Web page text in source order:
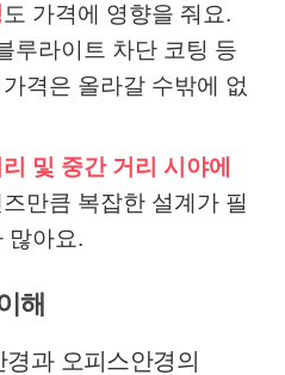
도 가격에 영향을 줘요.
루라이트 차단 코팅 등
격은 올라갈 수밖에 없
및 중간 거리 시야에
만큼 복잡한 설계가 필
많아요.
해
과 오피스안경의